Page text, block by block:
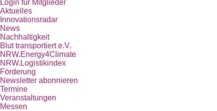
Login für Mitglieder
Aktuelles
Innovationsradar
News
Nachhaltigkeit
Blut transportiert e.V.
NRW.Energy4Climate
NRW.Logistikindex
Förderung
Newsletter abonnieren
Termine
Veranstaltungen
Messen